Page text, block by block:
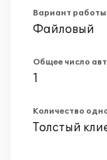
Вариант работы
Файловый
Общее число
1
Количество
Толстый